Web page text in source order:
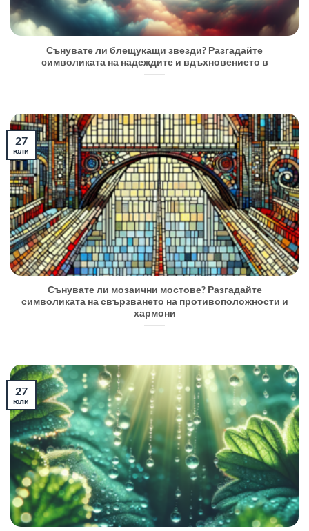
Сънувате ли блещукащи звезди? Разгадайте
символиката на надеждите и вдъхновението в
Сънувате ли мозаични мостове? Разгадайте
символиката на свързването на противоположности и
хармони
27
юли
27
юли